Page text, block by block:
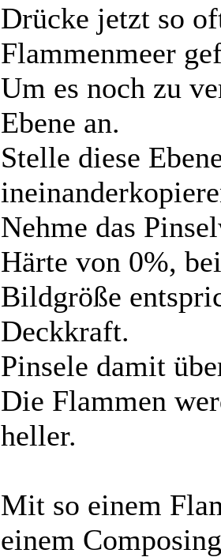
Drücke jetzt so
Flammenmeer
Um es noch zu
Ebene an.
Stelle diese
Nehme das
Härte von 0%,
Bildgröße
Deckkraft.
Pinsele damit
Die Flammen
heller.
Mit so einem
einem